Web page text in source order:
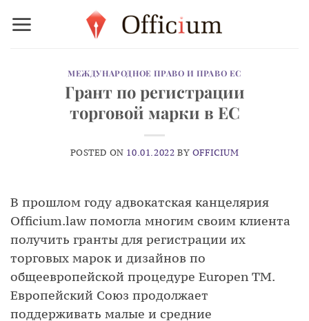
МЕЖДУНАРОДНОЕ ПРАВО И ПРАВО ЕС
Грант по регистрации
торговой марки в ЕС
POSTED ON 10.01.2022 BY OFFICIUM
В прошлом году адвокатская канцелярия
Officium.law помогла многим своим клиента
получить гранты для регистрации их
торговых марок и дизайнов по
общеевропейской процедуре Europen TM.
Европейский Союз продолжает
поддерживать малые и средние